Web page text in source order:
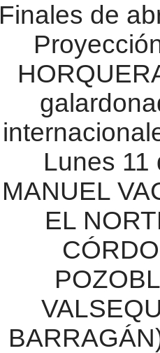
Finales de
Lunes 11
MANUEL
EL